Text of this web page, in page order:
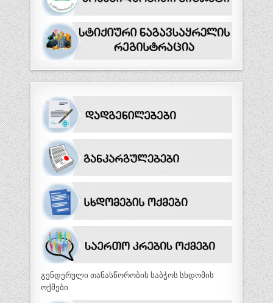
გენდერული თანასწორობის საბჭოს სხდომის
ოქმები